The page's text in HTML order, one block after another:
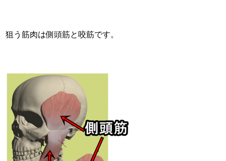
狙う筋肉は側頭筋と咬筋です。